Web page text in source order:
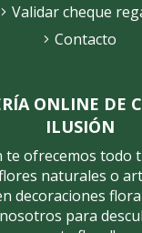
ONLINE DE
ILUSIÓN
te ofrecemos todo
naturales o
decoraciones
para
Validar cheque
Contacto